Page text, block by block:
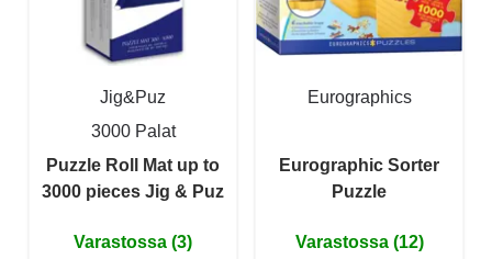
Jig&Puz
3000 Palat
Puzzle Roll Mat up to
3000 pieces Jig & Puz
Varastossa (3)
Eurographics
Eurographic Sorter
Puzzle
Varastossa (12)